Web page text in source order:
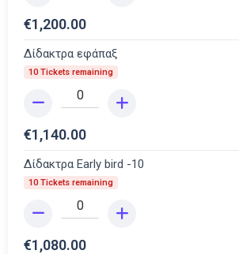
€1,200.00
Δίδακτρα εφάπαξ
10 Tickets remaining
€1,140.00
Δίδακτρα Early bird -10
10 Tickets remaining
€1,080.00